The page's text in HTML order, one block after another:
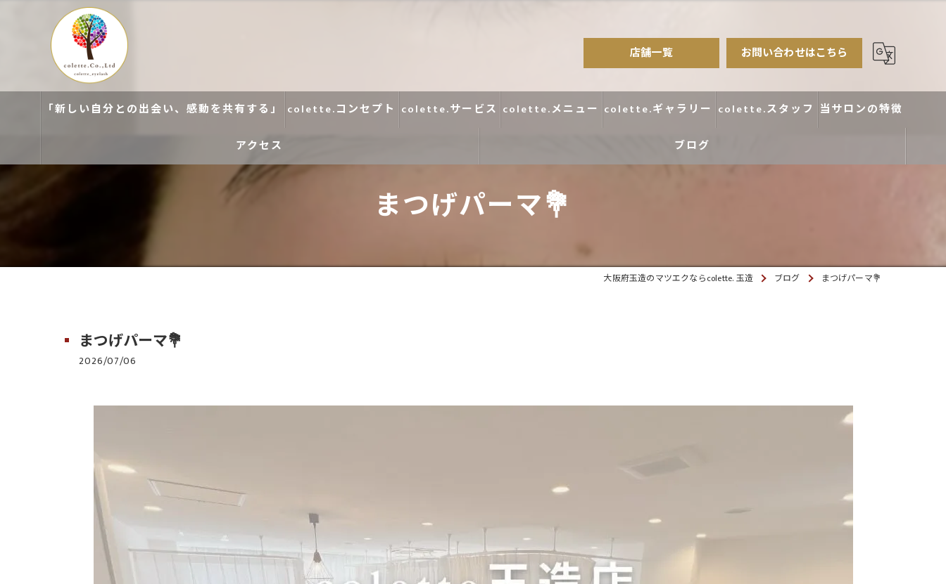
店舗一覧 お問い合わせはこちら
「新しい自分との出会い、感動を共有する」 colette.コンセプト colette.サービス colette.メニュー colette.ギャラリー colette.スタッフ 当サロンの特徴
アクセス ブログ
コラム
まつげパーマ💐
大阪府玉造のマツエクならcolette. 玉造 ブログ まつげパーマ💐
まつげパーマ💐
2026/07/06